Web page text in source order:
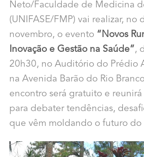
Neto/Faculdade de Medicina
(UNIFASE/FMP) vai realizar, no
novembro, o evento “Novos
Inovação e Gestão na Saúde” ,
20h30, no Auditório do Prédio
na Avenida Barão do Rio
encontro será gratuito e reunirá
para debater tendências,
que vêm moldando o futuro do